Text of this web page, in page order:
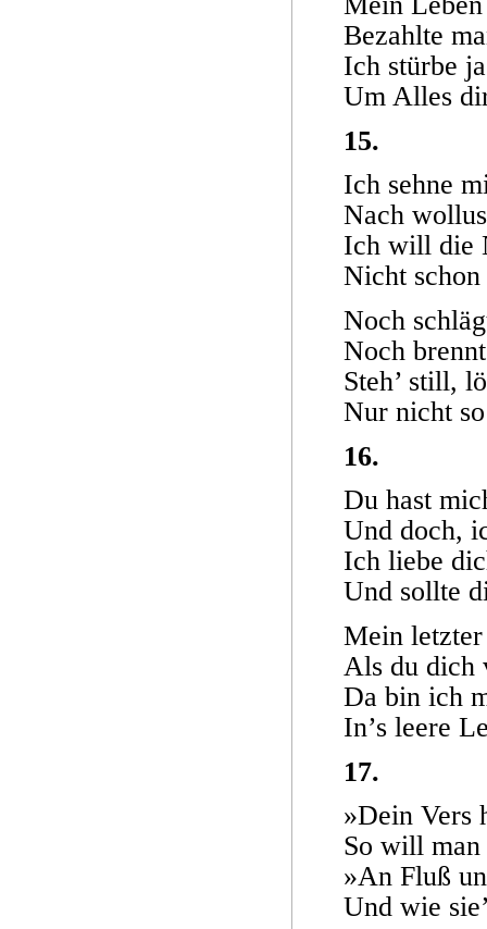
Bezahlte
Ich stürbe
Um Alles
15.
Ich sehne
Nach
Ich will die
Nicht
Noch
Noch
Steh’ still,
Nur nicht
16.
Du hast
Und doch,
Ich liebe
Und sollte
Mein
Als du dich
Da bin ich
In’s leere
17.
»Dein Vers
So will
»An Fluß
Und wie